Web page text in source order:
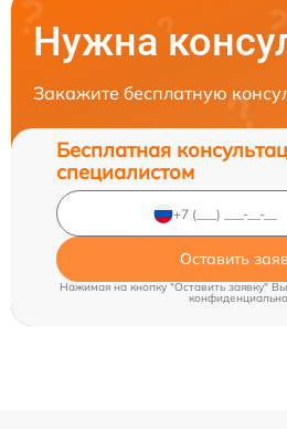
Нужна
Закажите бесплатную
Бесплатная
специалистом
Оставить
Нажимая на кнопку "Оставить заявку"